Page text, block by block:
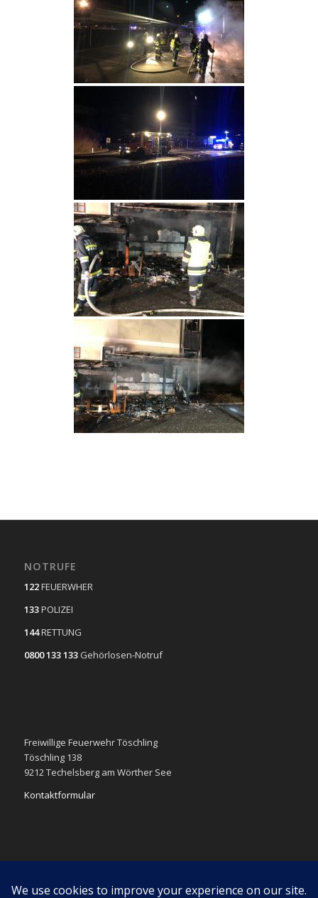
NOTRUFE
122FEUERWHER
133POLIZEI
144RETTUNG
0800 133 133 Gehörlosen-Notruf
Freiwillige Feuerwehr Töschling
Töschling 138
9212 Techelsberg am Wörther See
Kontaktformular